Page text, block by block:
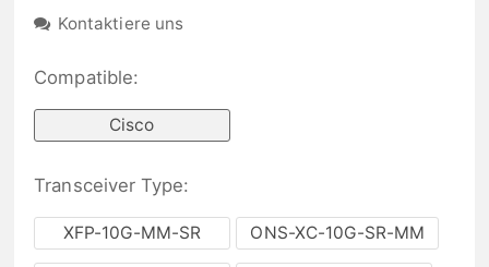
Kontaktiere uns
Compatible:
Cisco
Transceiver Type:
XFP-10G-MM-SR ONS-XC-10G-SR-MM